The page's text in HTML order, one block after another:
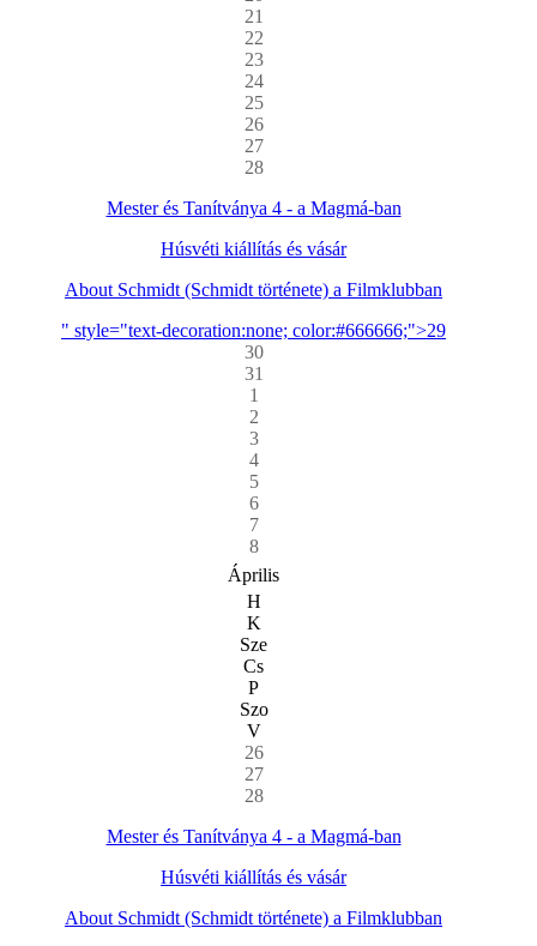
21
22
23
24
25
26
27
28
Mester és Tanítványa 4 - a Magmá-ban
Húsvéti kiállítás és vásár
About Schmidt (Schmidt története) a Filmklubban
" style="text-decoration:none; color:#666666;">29
30
31
1
2
3
4
5
6
7
8
Április
H
K
Sze
Cs
P
Szo
V
26
27
28
Mester és Tanítványa 4 - a Magmá-ban
Húsvéti kiállítás és vásár
About Schmidt (Schmidt története) a Filmklubban